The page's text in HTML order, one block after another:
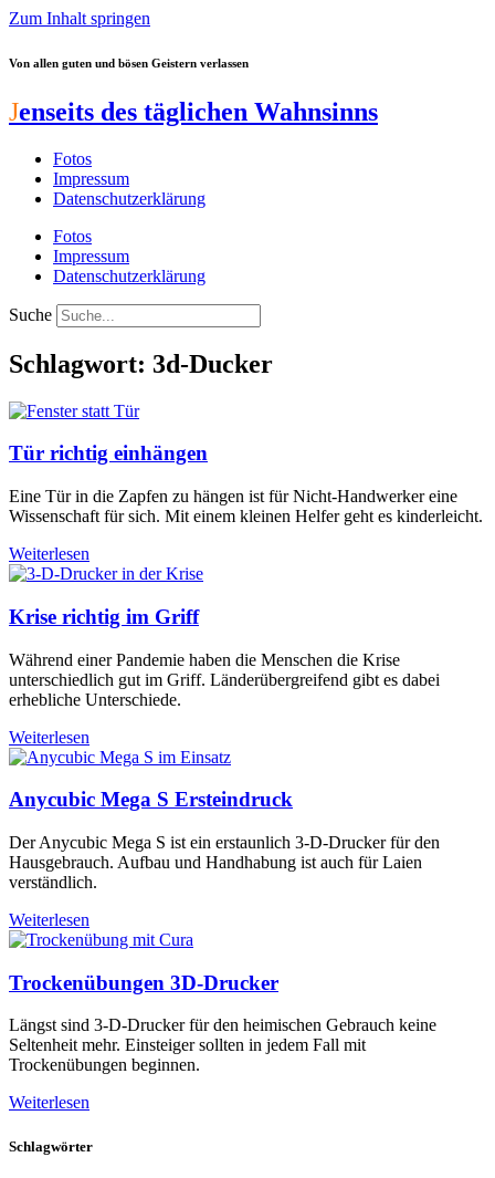
Zum Inhalt springen
Von allen guten und bösen Geistern verlassen
Jenseits des täglichen Wahnsinns
Fotos
Impressum
Datenschutzerklärung
Fotos
Impressum
Datenschutzerklärung
Suche
Schlagwort: 3d-Ducker
Tür richtig einhängen
Eine Tür in die Zapfen zu hängen ist für Nicht-Handwerker eine
Wissenschaft für sich. Mit einem kleinen Helfer geht es kinderleicht.
Weiterlesen
Krise richtig im Griff
Während einer Pandemie haben die Menschen die Krise
unterschiedlich gut im Griff. Länderübergreifend gibt es dabei
erhebliche Unterschiede.
Weiterlesen
Anycubic Mega S Ersteindruck
Der Anycubic Mega S ist ein erstaunlich 3-D-Drucker für den
Hausgebrauch. Aufbau und Handhabung ist auch für Laien
verständlich.
Weiterlesen
Trockenübungen 3D-Drucker
Längst sind 3-D-Drucker für den heimischen Gebrauch keine
Seltenheit mehr. Einsteiger sollten in jedem Fall mit
Trockenübungen beginnen.
Weiterlesen
Schlagwörter